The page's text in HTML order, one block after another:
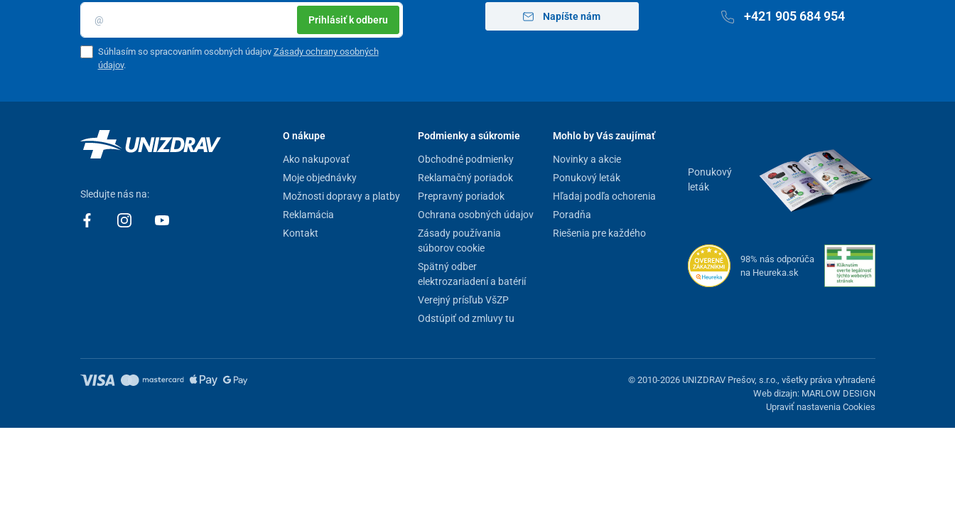
Napíšte nám +421 905 684 954
Prihlásiť k odberu
Súhlasím so spracovaním osobných údajov Zásady ochrany osobných
údajov.
Sledujte nás na:
O nákupe
Ako nakupovať
Moje objednávky
Možnosti dopravy a platby
Reklamácia
Kontakt
Podmienky a súkromie
Obchodné podmienky
Reklamačný poriadok
Prepravný poriadok
Ochrana osobných údajov
Zásady používania
súborov cookie
Spätný odber
elektrozariadení a batérií
Verejný prísľub VšZP
Odstúpiť od zmluvy tu
Mohlo by Vás zaujímať
Novinky a akcie
Ponukový leták
Hľadaj podľa ochorenia
Poradňa
Riešenia pre každého
Ponukový
leták
98% nás odporúča
na Heureka.sk
© 2010-2026 UNIZDRAV Prešov, s.r.o., všetky práva vyhradené
Web dizajn: MARLOW DESIGN
Upraviť nastavenia Cookies